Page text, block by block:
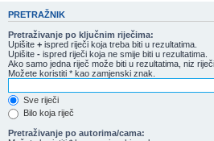
PRETRAŽNIK
Pretraživanje po ključnim riječima:
Upišite + ispred riječi koja treba biti u rezultatima.
Upišite - ispred riječi koja ne smije biti u rezultatima.
Ako samo jedna riječ može biti u rezultatima, niz
Možete koristiti * kao zamjenski znak.
Sve riječi
Bilo koja riječ
Pretraživanje po autorima/cama: